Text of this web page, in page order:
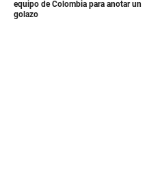
equipo de Colombia para anotar un
golazo